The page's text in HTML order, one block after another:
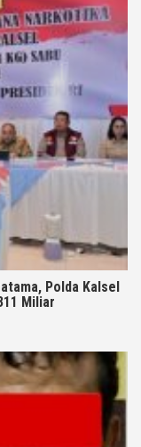
Polda Kalsel
Miliar